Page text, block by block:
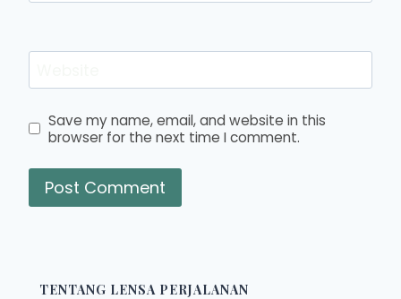
Save my name, email, and website in this
browser for the next time I comment.
TENTANG LENSA PERJALANAN